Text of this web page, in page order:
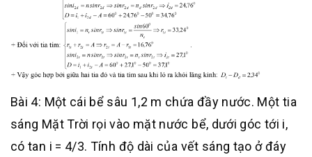
Bài 4: Một cái bể sâu 1,2 m chứa đầy nước. Một tia
sáng Mặt Trời rọi vào mặt nước bể, dưới góc tới i,
có tan i = 4/3. Tính độ dài của vết sáng tạo ở đáy